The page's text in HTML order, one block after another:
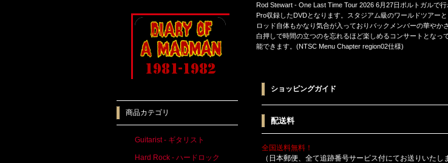
Rod Stewart - One Last Time Tour 2026 6月27日ポルトガルで
Pro収録したDVDとなります。スタジアム級のワールドツアー
ロッド自体もかなり気合が入っておりバックメンバーの華や
白押しで時間の立つのを忘れるほど楽しめるコンサートとな
能できます。(NTSC Menu Chapter region02仕様)
ショッピングガイド
配送料
全国送料無料！
（日本郵便、全て追跡番号サービス付にてお送りいたし
商品カテゴリ
Guitarist - ギタリスト
Hard Rock - ハードロック